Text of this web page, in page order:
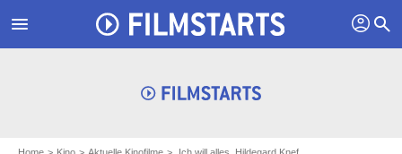
menu profil search